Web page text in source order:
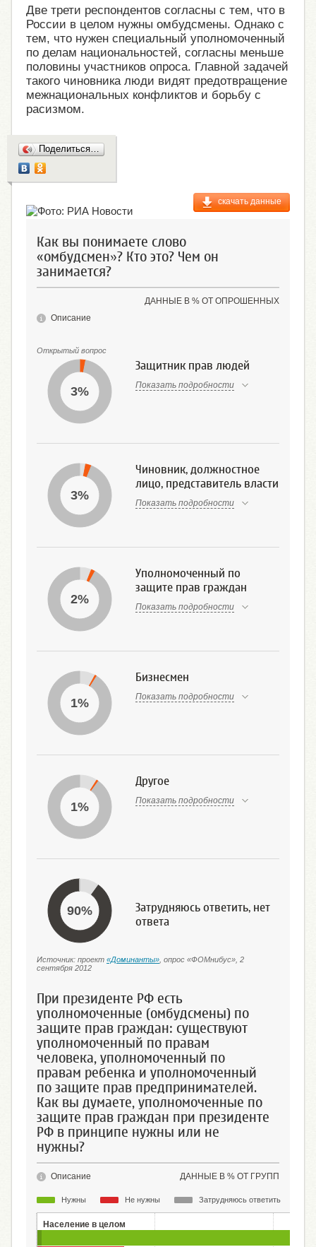
Две трети респондентов согласны с тем, что в
России в целом нужны омбудсмены. Однако с
тем, что нужен специальный уполномоченный
по делам национальностей, согласны меньше
половины участников опроса. Главной задачей
такого чиновника люди видят предотвращение
межнациональных конфликтов и борьбу с
расизмом.
скачать данные
Как вы понимаете слово
«омбудсмен»? Кто это? Чем он
занимается?
ДАННЫЕ В % ОТ ОПРОШЕННЫХ
Описание
Открытый вопрос
3%
Защитник прав людей
Показать подробности
3%
Чиновник, должностное
лицо, представитель власти
Показать подробности
2%
Уполномоченный по
защите прав граждан
Показать подробности
1%
Бизнесмен
Показать подробности
1%
Другое
Показать подробности
90%
Затрудняюсь ответить, нет
ответа
Источник: проект «Доминанты» , опрос «ФОМнибус», 2
сентября 2012
При президенте РФ есть
уполномоченные (омбудсмены) по
защите прав граждан: существуют
уполномоченный по правам
человека, уполномоченный по
правам ребенка и уполномоченный
по защите прав предпринимателей.
Как вы думаете, уполномоченные по
защите прав граждан при президенте
РФ в принципе нужны или не
нужны?
ДАННЫЕ В % ОТ ГРУПП
Описание
Нужны Не нужны Затрудняюсь ответить
Население в целом
Поделиться…